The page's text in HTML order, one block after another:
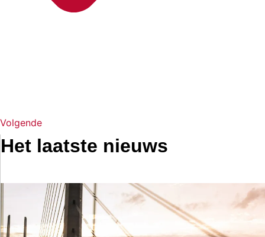
Volgende
Het laatste nieuws